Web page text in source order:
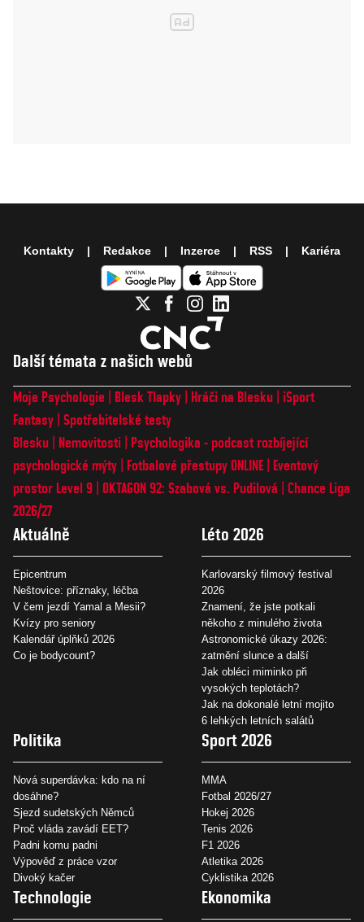
Další témata z našich webů
Moje Psychologie Blesk Tlapky Hráči na Blesku
iSport
Fantasy Spotřebitelské testy
Blesku
Nemovitosti
Psychologika - podcast rozbíjející
psychologické mýty
Fotbalové přestupy ONLINE
Eventový
prostor Level 9 OKTAGON 92: Szabová vs. Pudilová
Chance Liga
2026/27
Aktuálně
Epicentrum
Neštovice: příznaky, léčba
V čem jezdí Yamal a Mesii?
Kvízy pro seniory
Kalendář úplňků 2026
Co je bodycount?
Léto 2026
Karlovarský filmový festival
2026
Znamení, že jste potkali
někoho z minulého života
Astronomické úkazy 2026:
zatmění slunce a další
Jak obléci miminko při
vysokých teplotách?
Jak na dokonalé letní mojito
6 lehkých letních salátů
Politika
Nová superdávka: kdo na ní
dosáhne?
Sjezd sudetských Němců
Proč vláda zavádí EET?
Padni komu padni
Výpověď z práce vzor
Divoký kačer
Sport 2026
MMA
Fotbal 2026/27
Hokej 2026
Tenis 2026
F1 2026
Atletika 2026
Cyklistika 2026
Technologie Ekonomika
Kontakty Redakce Inzerce RSS Kariéra